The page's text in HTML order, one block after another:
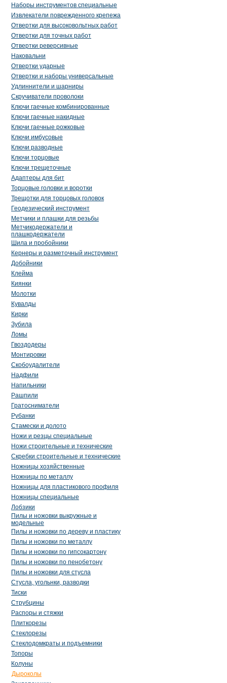
Наборы инструментов специальные
Извлекатели поврежденного крепежа
Отвертки для высоковольтных работ
Отвертки для точных работ
Отвертки реверсивные
Наковальни
Отвертки ударные
Отвертки и наборы универсальные
Удлиннители и шарниры
Скручиватели проволоки
Ключи гаечные комбинированные
Ключи гаечные накидные
Ключи гаечные рожковые
Ключи имбусовые
Ключи разводные
Ключи торцовые
Ключи трещеточные
Адаптеры для бит
Торцовые головки и воротки
Трещотки для торцовых головок
Геодезический инструмент
Метчики и плашки для резьбы
Метчикодержатели и
плашкодержатели
Шила и пробойники
Кернеры и разметочный инструмент
Добойники
Клейма
Киянки
Молотки
Кувалды
Кирки
Зубила
Ломы
Гвоздодеры
Монтировки
Скобоудалители
Надфили
Напильники
Рашпили
Гратосниматели
Рубанки
Стамески и долото
Ножи и резцы специальные
Ножи строительные и технические
Скребки строительные и технические
Ножницы хозяйственные
Ножницы по металлу
Ножницы для пластикового профиля
Ножницы специальные
Лобзики
Пилы и ножовки выкружные и
модельные
Пилы и ножовки по дереву и пластику
Пилы и ножовки по металлу
Пилы и ножовки по гипсокартону
Пилы и ножовки по пенобетону
Пилы и ножовки для стусла
Стусла, угольнки, разводки
Тиски
Струбцины
Распоры и стяжки
Плиткорезы
Стеклорезы
Стеклодомкраты и подъемники
Топоры
Колуны
Дыроколы